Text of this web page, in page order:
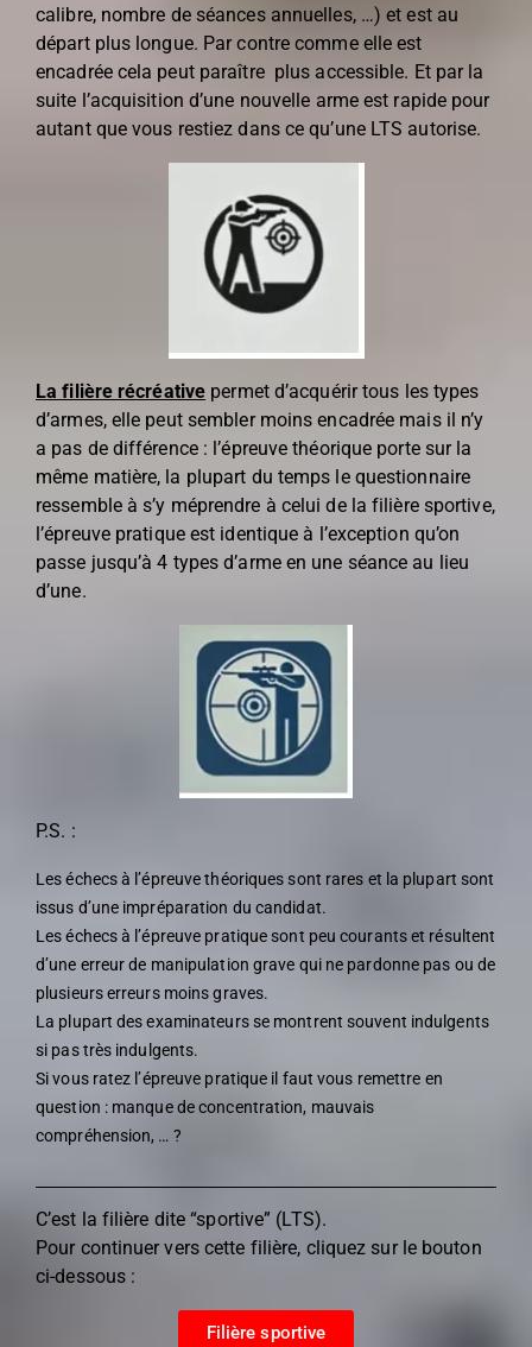
calibre, nombre de séances annuelles, …) et est au
départ plus longue. Par contre comme elle est
encadrée cela peut paraître plus accessible. Et par la
suite l’acquisition d’une nouvelle arme est rapide pour
autant que vous restiez dans ce qu’une LTS autorise.
La filière récréative permet d’acquérir tous les types
d’armes, elle peut sembler moins encadrée mais il n’y
a pas de différence : l’épreuve théorique porte sur la
même matière, la plupart du temps le questionnaire
ressemble à s’y méprendre à celui de la filière sportive,
l’épreuve pratique est identique à l’exception qu’on
passe jusqu’à 4 types d’arme en une séance au lieu
d’une.
P.S. :
Les échecs à l’épreuve théoriques sont rares et la plupart sont
issus d’une impréparation du candidat.
Les échecs à l’épreuve pratique sont peu courants et résultent
d’une erreur de manipulation grave qui ne pardonne pas ou de
plusieurs erreurs moins graves.
La plupart des examinateurs se montrent souvent indulgents
si pas très indulgents.
Si vous ratez l’épreuve pratique il faut vous remettre en
question : manque de concentration, mauvais
compréhension, … ?
C’est la filière dite “sportive” (LTS).
Pour continuer vers cette filière, cliquez sur le bouton
ci-dessous :
Filière sportive